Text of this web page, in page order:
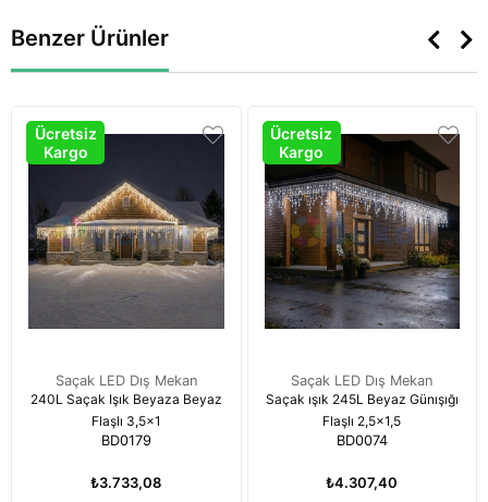
Benzer Ürünler
Saçak LED Dış Mekan
240L Saçak Işık Beyaza Beyaz
Flaşlı 3,5x1
BD0179
₺3.733,08
Ücretsiz
Kargo
Saçak LED Dış Mekan
Saçak ışık 245L Beyaz Günışığı
Flaşlı 2,5x1,5
BD0074
₺4.307,40
Ücretsiz
Kargo